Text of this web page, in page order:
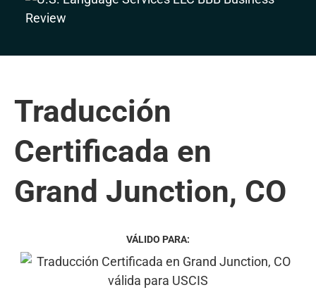
Traducción
Certificada en
Grand Junction, CO
VÁLIDO PARA: